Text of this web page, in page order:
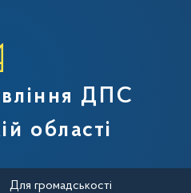
України
ДПС
області
Для громадськості